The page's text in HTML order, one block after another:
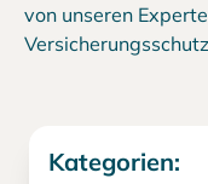
von unseren
Kategorien: